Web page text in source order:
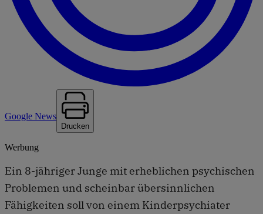
Google News
Drucken
Werbung
Ein 8-jähriger Junge mit erheblichen psychischen
Problemen und scheinbar übersinnlichen
Fähigkeiten soll von einem Kinderpsychiater